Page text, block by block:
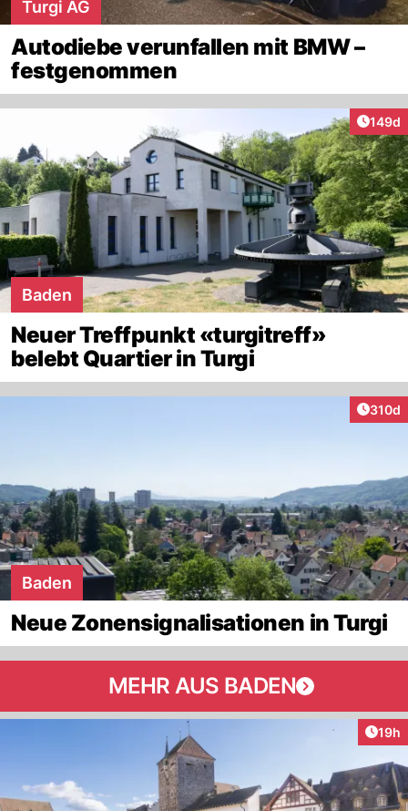
Turgi AG
Autodiebe verunfallen mit BMW –
festgenommen
149d
Baden
Neuer Treffpunkt «turgitreff»
belebt Quartier in Turgi
310d
Baden
Neue Zonensignalisationen in Turgi
MEHR AUS BADEN
19h